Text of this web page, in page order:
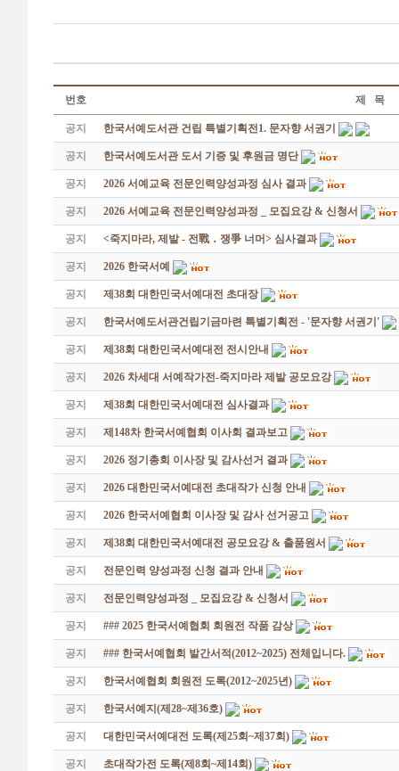
번호 제 목
공지 한국서예도서관 건립 특별기획전1. 문자향 서권기
공지 한국서예도서관 도서 기증 및 후원금 명단
공지 2026 서예교육 전문인력양성과정 심사 결과
공지 2026 서예교육 전문인력양성과정 _ 모집요강 & 신청서
공지 <죽지마라, 제발 - 전戰 ․ 쟁爭 너머> 심사결과
공지 2026 한국서예
공지 제38회 대한민국서예대전 초대장
공지 한국서예도서관건립기금마련 특별기획전 - '문자향 서권기'
공지 제38회 대한민국서예대전 전시안내
공지 2026 차세대 서예작가전-죽지마라 제발 공모요강
공지 제38회 대한민국서예대전 심사결과
공지 제148차 한국서예협회 이사회 결과보고
공지 2026 정기총회 이사장 및 감사선거 결과
공지 2026 대한민국서예대전 초대작가 신청 안내
공지 2026 한국서예협회 이사장 및 감사 선거공고
공지 제38회 대한민국서예대전 공모요강 & 출품원서
공지 전문인력 양성과정 신청 결과 안내
공지 전문인력양성과정 _ 모집요강 & 신청서
공지 ### 2025 한국서예협회 회원전 작품 감상
공지 ### 한국서예협회 발간서적(2012~2025) 전체입니다.
공지 한국서예협회 회원전 도록(2012~2025년)
공지 한국서예지(제28~제36호)
공지 대한민국서예대전 도록(제25회~제37회)
공지 초대작가전 도록(제8회~제14회)